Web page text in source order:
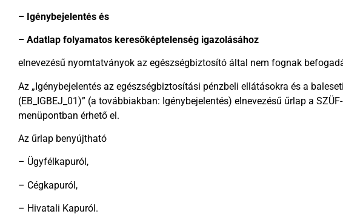
– Igénybejelentés és
– Adatlap folyamatos keresőképtelenség igazolásához
elnevezésű nyomtatványok az egészségbiztosító által nem fognak
Az „Igénybejelentés az egészségbiztosítási pénzbeli ellátásokra és a
(EB_IGBEJ_01)” (a továbbiakban: Igénybejelentés) elnevezésű űrlap a
menüpontban érhető el.
Az űrlap benyújtható
– Ügyfélkapuról,
– Cégkapuról,
– Hivatali Kapuról.